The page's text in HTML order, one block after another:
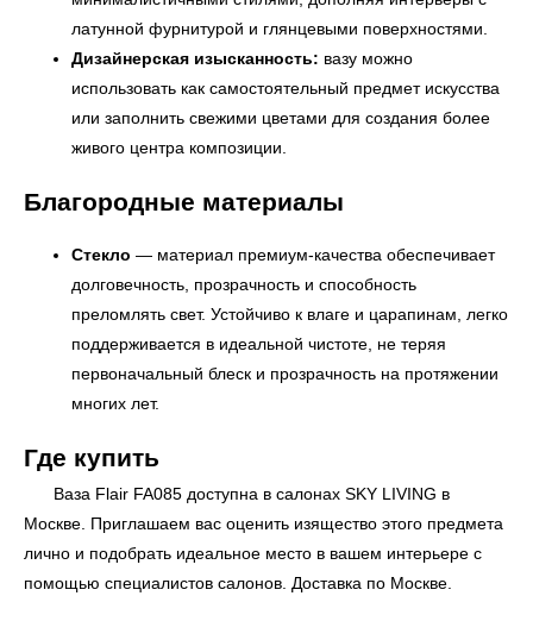
латунной фурнитурой и глянцевыми поверхностями.
Дизайнерская изысканность: вазу можно
использовать как самостоятельный предмет искусства
или заполнить свежими цветами для создания более
живого центра композиции.
Благородные материалы
Стекло — материал премиум-качества обеспечивает
долговечность, прозрачность и способность
преломлять свет. Устойчиво к влаге и царапинам, легко
поддерживается в идеальной чистоте, не теряя
первоначальный блеск и прозрачность на протяжении
многих лет.
Где купить
Ваза Flair FA085 доступна в салонах SKY LIVING в
Москве. Приглашаем вас оценить изящество этого предмета
лично и подобрать идеальное место в вашем интерьере с
помощью специалистов салонов. Доставка по Москве.
УЗНАТЬ ПОДРОБНЕЕ